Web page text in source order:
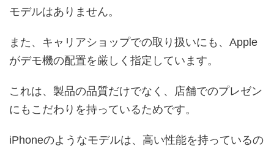
モデルはありません。
また、キャリアショップでの取り扱いにも、Apple
がデモ機の配置を厳しく指定しています。
これは、製品の品質だけでなく、店舗でのプレゼン
にもこだわりを持っているためです。
iPhoneのようなモデルは、高い性能を持っているの